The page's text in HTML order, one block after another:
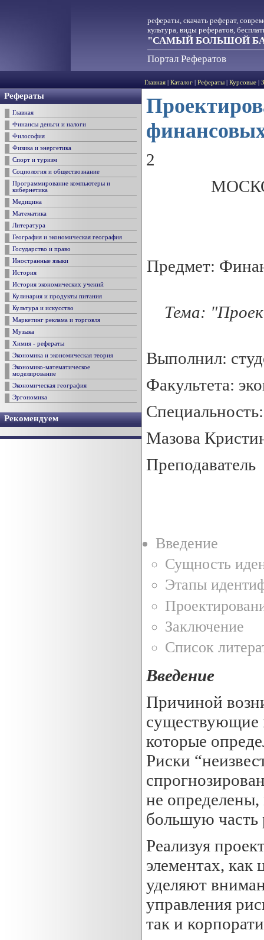
рефераты, скачать реферат,
культура, виды рефератов,
"САМЫЙ БОЛЬШОЙ
Портал Рефератов
Главная Каталог Рефераты Курсовые
Рефераты
Главная
Финансы деньги и налоги
Философия
Физика и энергетика
Спорт и туризм
Социология и обществознание
Программирование компьютеры и
кибернетика
Медицина
Математика
Литература
География и экономическая география
Государство и право
Иностранные языки
История
История экономических учений
Кулинария и продукты питания
Культура и искусство
Маркетинг реклама и торговля
Музыка
Химия - рефераты
Экономика и экономическая теория
Экономико-математическое
моделирование
Экономическая география
Эргономика
Рекомендуем
2
Предмет:
Тема: "
Выполнил:
Факультета:
Мазова
Преподаватель
Введение
Сущность
Этапы
Заключение
Список
Введение
Причиной
существующие
которые
Риски
не
большую часть
Реализуя
элементах,
уделяют
управления
так и